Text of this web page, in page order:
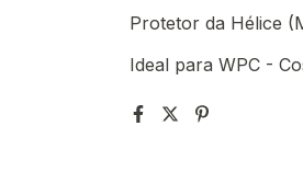
Protetor da Hélice
Ideal para WPC -